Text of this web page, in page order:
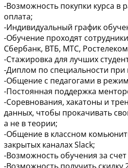
-Возможность покупки курса в
оплата;
-Индивидуальный график
-Обучение проходят
Сбербанк, ВТБ, МТС,
-Стажировка для лучших
-Диплом по специальности при
-Общение с педагогами в
-Постоянная поддержка
-Соревнования, хакатоны и
данных, чтобы прокачивать
а не в теории;
-Общение в классном
закрытых каналах Slack;
-Возможность обучения за